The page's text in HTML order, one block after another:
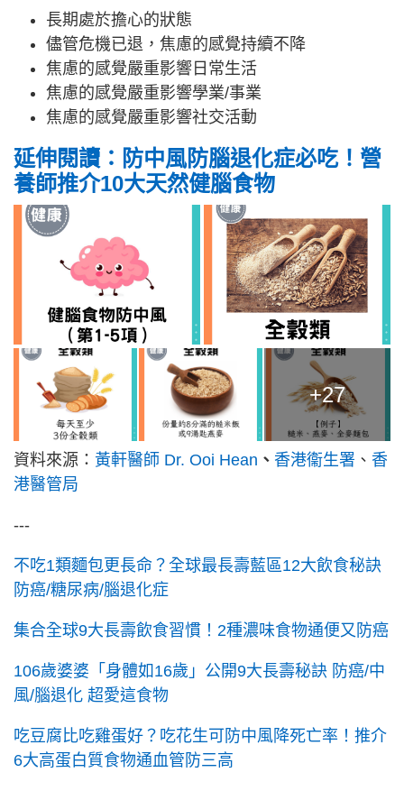
長期處於擔心的狀態
儘管危機已退，焦慮的感覺持續不降
焦慮的感覺嚴重影響日常生活
焦慮的感覺嚴重影響學業/事業
焦慮的感覺嚴重影響社交活動
延伸閱讀：防中風防腦退化症必吃！營
養師推介10大天然健腦食物
+27
資料來源： 黃軒醫師 Dr. Ooi Hean 、 香港衞生署 、 香
港醫管局
---
不吃1類麵包更長命？全球最長壽藍區12大飲食秘訣
防癌/糖尿病/腦退化症
集合全球9大長壽飲食習慣！2種濃味食物通便又防癌
106歲婆婆「身體如16歲」公開9大長壽秘訣 防癌/中
風/腦退化 超愛這食物
吃豆腐比吃雞蛋好？吃花生可防中風降死亡率！推介
6大高蛋白質食物通血管防三高